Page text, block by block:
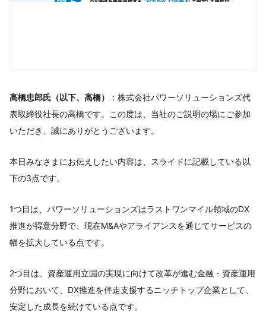
高橋忠郎氏（以下、高橋）
：株式会社パワーソリューションズ代
表取締役社長の高橋です。この度は、当社のご説明の場にご参加
いただき、誠にありがとうございます。
本日みなさまにお伝えしたい内容は、スライドに記載している以
下の3点です。
1つ目は、パワーソリューションズはラストワンマイル領域のDX
推進が得意分野で、現在M&Aやアライアンスを通じてサービスの
幅を拡大している点です。
2つ目は、資産運用立国の実現に向けて改革が進む金融・資産運用
分野において、DX推進を伴走支援するニッチトップ企業として、
安定した成長を続けている点です。